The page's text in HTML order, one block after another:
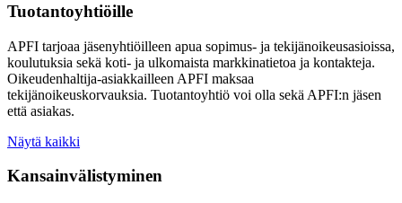
Tuotantoyhtiöille
APFI tarjoaa jäsenyhtiöilleen apua sopimus- ja tekijänoikeusasioissa,
koulutuksia sekä koti- ja ulkomaista markkinatietoa ja kontakteja.
Oikeudenhaltija-asiakkailleen APFI maksaa
tekijänoikeuskorvauksia. Tuotantoyhtiö voi olla sekä APFI:n jäsen
että asiakas.
Näytä kaikki
Kansainvälistyminen